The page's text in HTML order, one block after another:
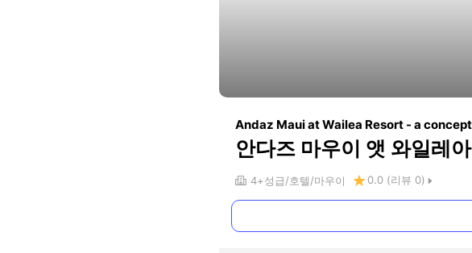
Andaz Maui at Wailea Resort - a
안다즈 마우이 앳 와일레
4+성급 호텔 마우이 0.0 (리뷰 0)